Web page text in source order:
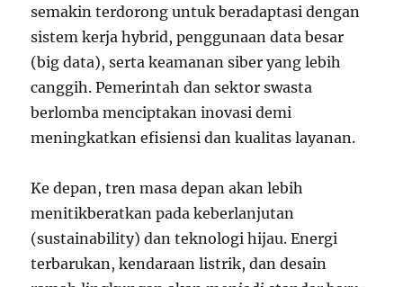
semakin terdorong untuk beradaptasi dengan
sistem kerja hybrid, penggunaan data besar
(big data), serta keamanan siber yang lebih
canggih. Pemerintah dan sektor swasta
berlomba menciptakan inovasi demi
meningkatkan efisiensi dan kualitas layanan.
Ke depan, tren masa depan akan lebih
menitikberatkan pada keberlanjutan
(sustainability) dan teknologi hijau. Energi
terbarukan, kendaraan listrik, dan desain